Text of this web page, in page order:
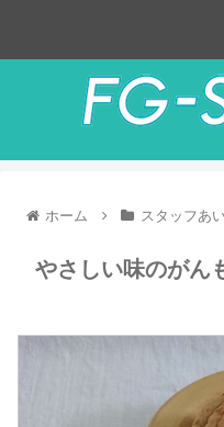
ホーム スタッフあ
やさしい味のがん